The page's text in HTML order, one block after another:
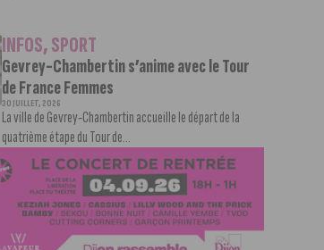
INFOS,SPORT
Gevrey-Chambertin s’anime avec le Tour
de France Femmes
30 JUILLET, 2026
La ville de Gevrey-Chambertin accueille le départ de la
quatrième étape du Tour de...